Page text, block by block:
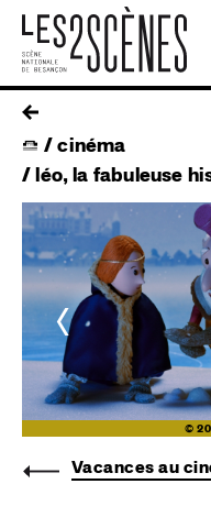
Skip
main
navigation
fil
d'ariane
cinéma
léo, la fabuleuse
<
©
Vacances au